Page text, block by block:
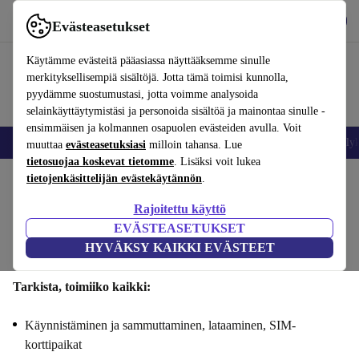
Evästeasetukset
Käytämme evästeitä pääasiassa näyttääksemme sinulle
merkityksellisempiä sisältöjä. Jotta tämä toimisi kunnolla,
pyydämme suostumustasi, jotta voimme analysoida
selainkäyttäytymistäsi ja personoida sisältöä ja mainontaa sinulle -
ensimmäisen ja kolmannen osapuolen evästeiden avulla. Voit
muuttaa evästeasetuksiasi milloin tahansa. Lue
tietosuojaa koskevat tietomme. Lisäksi voit lukea
tietojenkäsittelijän evästekäytännön.
Rajoitettu käyttö
EVÄSTEASETUKSET
HYVÄKSY KAIKKI EVÄSTEET
Käytä refurbed-palvelua nopeasti ja helposti
Matkapuhelimet ja älypuhelimet Kannettavat tietokoneet
Vaiheet 1/4
Toiminnallisuus Tekniset tiedot Tarjous Henkilötiedot
Tarkista, toimiiko kaikki:
Käynnistäminen ja sammuttaminen, lataaminen, SIM-
korttipaikat